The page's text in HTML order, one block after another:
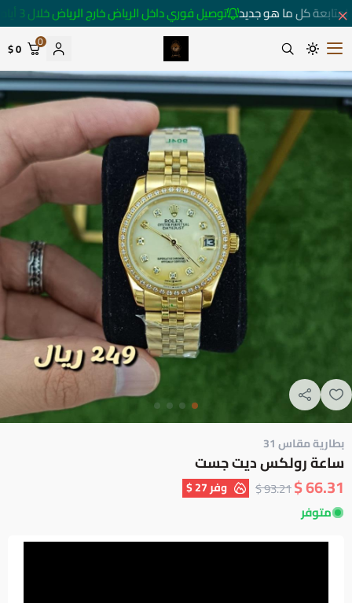
كل ما هو جديد توصيل فوري داخل الرياض خارج الرياض خلال 3 أيام 🚚
متجر ساعات رومانس
0
0 $
بطارية مقاس 31
ساعة رولكس ديت جست
66.31 $
93.21 $ وفر27 $
متوفر